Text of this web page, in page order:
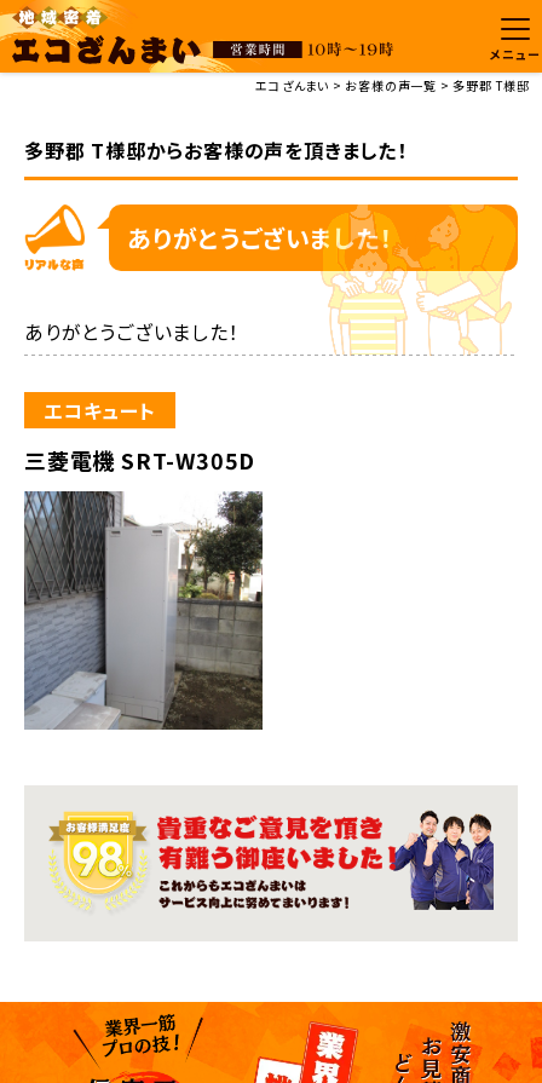
メニュー
エコざんまい
お客様の声一覧 多野郡 T様邸
多野郡 T様邸からお客様の声を頂きました！
ありがとうございました！
ありがとうございました！
エコキュート
三菱電機 SRT-W305D